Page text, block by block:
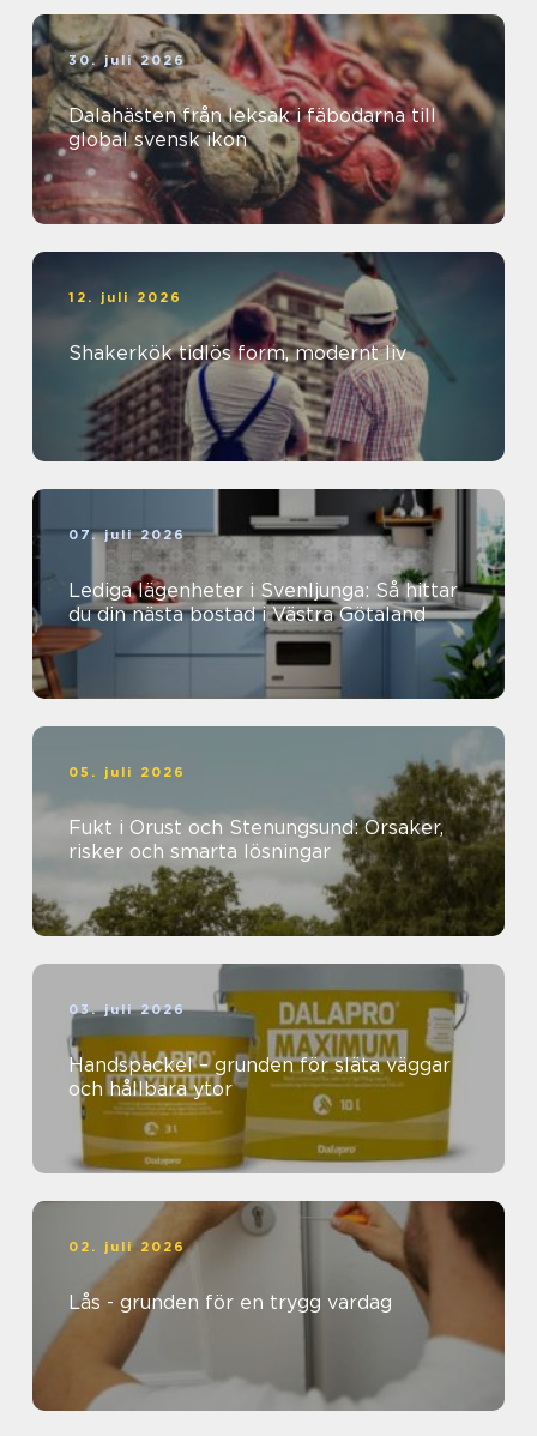
30. juli 2026
Dalahästen från leksak i fäbodarna till
global svensk ikon
12. juli 2026
Shakerkök tidlös form, modernt liv
07. juli 2026
Lediga lägenheter i Svenljunga: Så hittar
du din nästa bostad i Västra Götaland
05. juli 2026
Fukt i Orust och Stenungsund: Orsaker,
risker och smarta lösningar
03. juli 2026
Handspackel – grunden för släta väggar
och hållbara ytor
02. juli 2026
Lås - grunden för en trygg vardag